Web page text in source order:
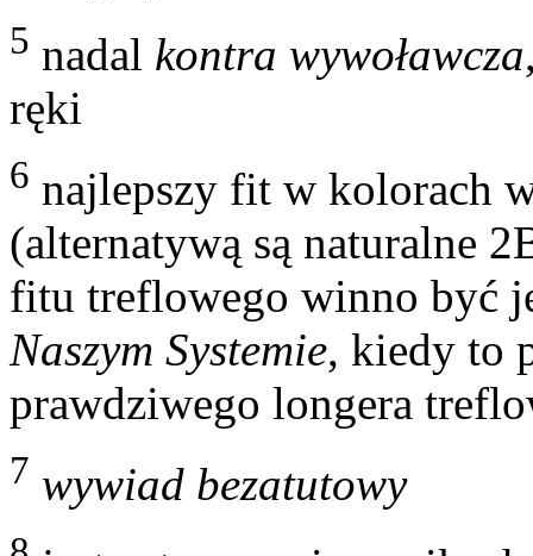
5 nadal kontra wywoławcza
ręki
6 najlepszy fit w kolorach
(alternatywą są naturalne
fitu treflowego winno być
Naszym Systemie, kiedy to
prawdziwego longera
7 wywiad bezatutowy